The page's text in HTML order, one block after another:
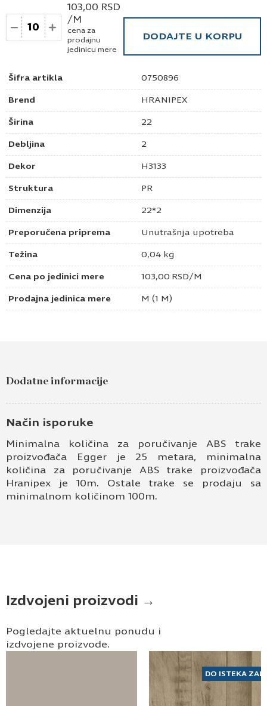
Šifra artikla 0750896
Brend HRANIPEX
Širina 22
Debljina 2
Dekor H3133
Struktura PR
Dimenzija 22*2
Preporučena priprema Unutrašnja upotreba
Težina 0,04 kg
Cena po jedinici mere 103,00 RSD/M
Prodajna jedinica mere M (1 M)
Količina
103,00 RSD
/M
cena za
prodajnu
jedinicu mere
DODAJTE U KORPU
Dodatne informacije
Način isporuke
Minimalna količina za poručivanje ABS trake
proizvođača Egger je 25 metara, minimalna
količina za poručivanje ABS trake proizvođača
Hranipex je 10m. Ostale trake se prodaju sa
minimalnom količinom 100m.
Izdvojeni proizvodi →
Pogledajte aktuelnu ponudu i
izdvojene proizvode.
DO ISTEKA